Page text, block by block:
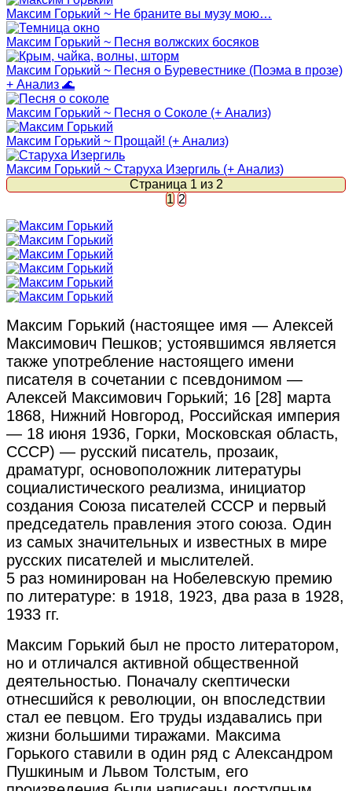
Максим Горький ~ Не браните вы музу мою…
Максим Горький ~ Песня волжских босяков
Максим Горький ~ Песня о Буревестнике (Поэма в прозе)
+ Анализ 🌊
Максим Горький ~ Песня о Соколе (+ Анализ)
Максим Горький ~ Прощай! (+ Анализ)
Максим Горький ~ Старуха Изергиль (+ Анализ)
Страница 1 из 2
1 2
Максим Горький (настоящее имя — Алексей
Максимович Пешков; устоявшимся является
также употребление настоящего имени
писателя в сочетании с псевдонимом —
Алексей Максимович Горький; 16 [28] марта
1868, Нижний Новгород, Российская империя
— 18 июня 1936, Горки, Московская область,
СССР) — русский писатель, прозаик,
драматург, основоположник литературы
социалистического реализма, инициатор
создания Союза писателей СССР и первый
председатель правления этого союза. Один
из самых значительных и известных в мире
русских писателей и мыслителей.
5 раз номинирован на Нобелевскую премию
по литературе: в 1918, 1923, два раза в 1928,
1933 гг.
Максим Горький был не просто литератором,
но и отличался активной общественной
деятельностью. Поначалу скептически
отнесшийся к революции, он впоследствии
стал ее певцом. Его труды издавались при
жизни большими тиражами. Максима
Горького ставили в один ряд с Александром
Пушкиным и Львом Толстым, его